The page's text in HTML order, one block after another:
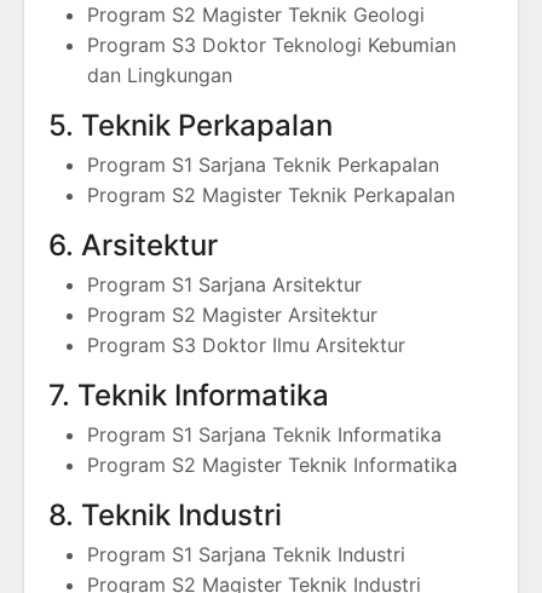
Program S2 Magister Teknik Geologi
Program S3 Doktor Teknologi Kebumian
dan Lingkungan
5. Teknik Perkapalan
Program S1 Sarjana Teknik Perkapalan
Program S2 Magister Teknik Perkapalan
6. Arsitektur
Program S1 Sarjana Arsitektur
Program S2 Magister Arsitektur
Program S3 Doktor Ilmu Arsitektur
7. Teknik Informatika
Program S1 Sarjana Teknik Informatika
Program S2 Magister Teknik Informatika
8. Teknik Industri
Program S1 Sarjana Teknik Industri
Program S2 Magister Teknik Industri